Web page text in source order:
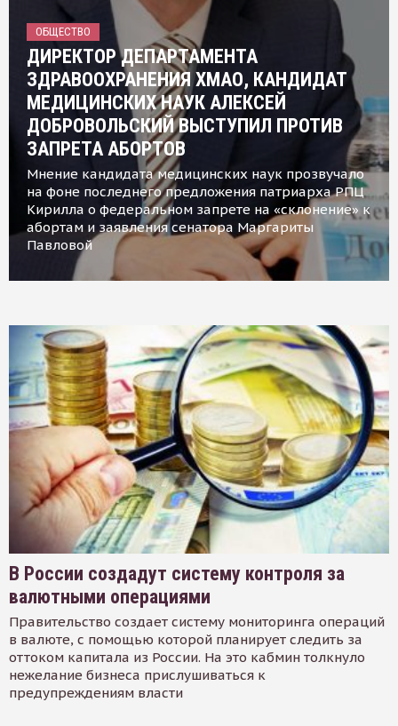
ОБЩЕСТВО
ДИРЕКТОР ДЕПАРТАМЕНТА
ЗДРАВООХРАНЕНИЯ ХМАО, КАНДИДАТ
МЕДИЦИНСКИХ НАУК АЛЕКСЕЙ
ДОБРОВОЛЬСКИЙ ВЫСТУПИЛ ПРОТИВ
ЗАПРЕТА АБОРТОВ
Мнение кандидата медицинских наук прозвучало
на фоне последнего предложения патриарха РПЦ
Кирилла о федеральном запрете на «склонение» к
абортам и заявления сенатора Маргариты
Павловой
В России создадут систему контроля за
валютными операциями
Правительство создает систему мониторинга операций
в валюте, с помощью которой планирует следить за
оттоком капитала из России. На это кабмин толкнуло
нежелание бизнеса прислушиваться к
предупреждениям власти